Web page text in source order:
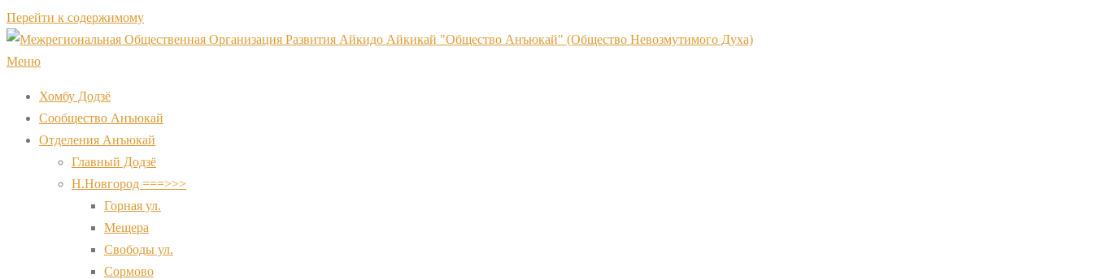
Перейти к содержимому
Меню
Хомбу Додзё
Сообщество Анъюкай
Отделения Анъюкай
Главный Додзё
Н.Новгород ===>>>
Горная ул.
Мещера
Свободы ул.
Сормово